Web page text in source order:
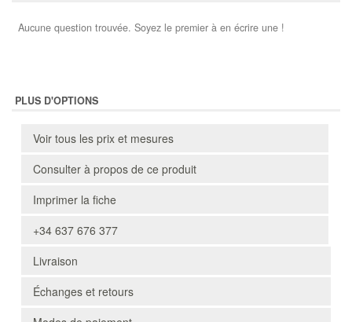
Aucune question trouvée. Soyez le premier à en écrire une !
PLUS D'OPTIONS
Voir tous les prix et mesures
Consulter à propos de ce produit
Imprimer la fiche
+34 637 676 377
Livraison
Échanges et retours